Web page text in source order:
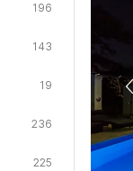
196
143
19
236
225